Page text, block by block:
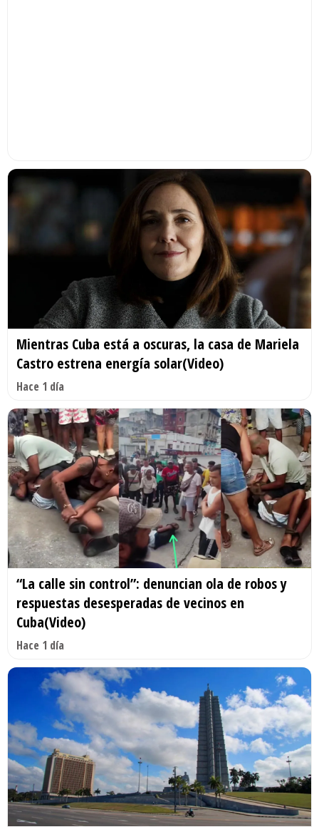
Mientras Cuba está a oscuras, la casa de Mariela
Castro estrena energía solar(Video)
Hace 1 día
“La calle sin control”: denuncian ola de robos y
respuestas desesperadas de vecinos en
Cuba(Video)
Hace 1 día